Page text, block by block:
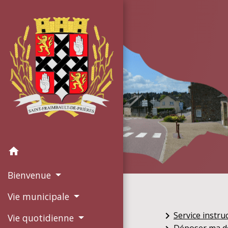
home
Bienvenue
Vie municipale
Vie quotidienne
keyboard_arrow_right Service